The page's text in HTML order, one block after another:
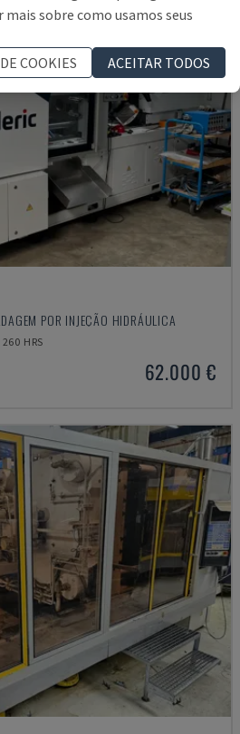
POR INJEÇÃO HIDRÁULICA
260 HRS
62.000 €
mais sobre como usamos seus
COOKIES
ACEITAR TODOS